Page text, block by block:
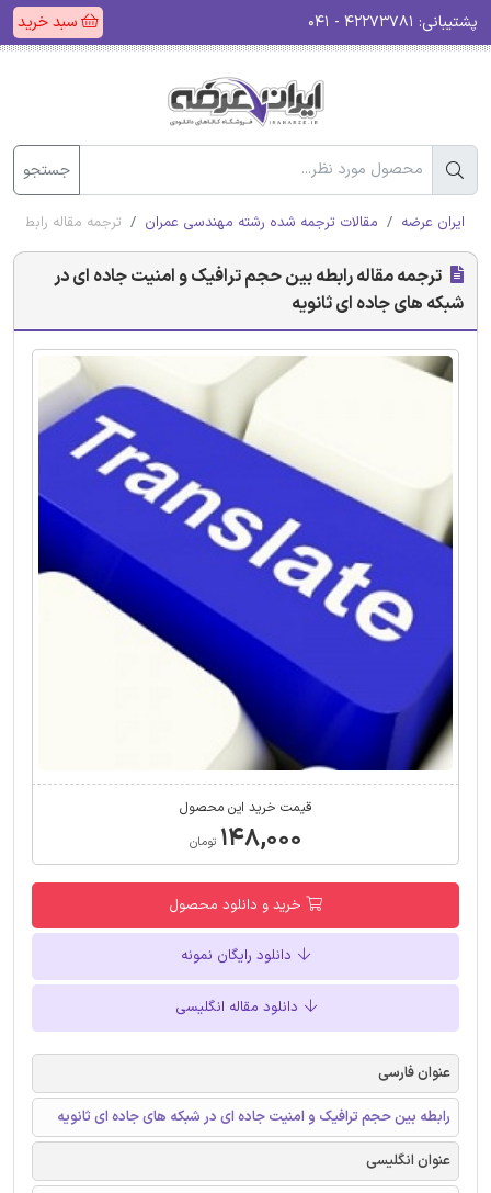
پشتیبانی: سبد خرید
جستجو
ایران عرضه مقالات ترجمه شده رشته مهندسی عمران ترجمه مقاله رابطه
ترجمه مقاله رابطه بین حجم ترافیک و امنیت جاده ای در
شبکه های جاده ای ثانویه
قیمت خرید این محصول
۱۴۸,۰۰۰ تومان
خرید و دانلود محصول
دانلود رایگان نمونه
دانلود مقاله انگلیسی
عنوان فارسی
رابطه بین حجم ترافیک و امنیت جاده ای در شبکه های جاده ای ثانویه
عنوان انگلیسی